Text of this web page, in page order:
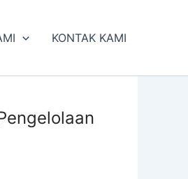
KONTAK KAMI